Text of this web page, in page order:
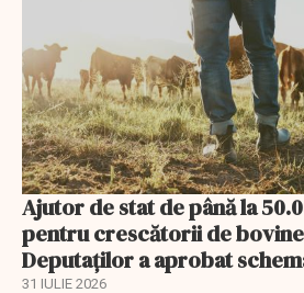
Ajutor de stat de până la
pentru crescătorii de
Deputaților a aprobat
31 IULIE 2026